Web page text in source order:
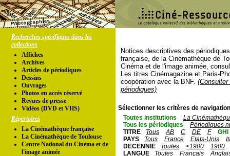
Recherches spécifiques dans les
collections
Affiches
Archives
Articles de périodiques
Dessins
Ouvrages
Photos en accés réservé
Revues de presse
Vidéos (DVD et VHS)
Répertoires
La Cinémathèque française
La Cinémathèque de Toulouse
Centre National du Cinéma et de
l'image animée
Notices descriptives des
française, de la Cinémathèque de
Cinéma et de l'image animée,
Les titres Cinémagazine et Paris-
coopération avec la BNF.
périodiques)
Sélectionner les critères de
Toutes institutions
La
Tous les périodiques
Périodiques
TITRE
Tous AB C DE F
GHI
PAYS
Tous France Etats-Unis
DECENNIE
Toutes <1900
1900
LANGUE
Toutes Français